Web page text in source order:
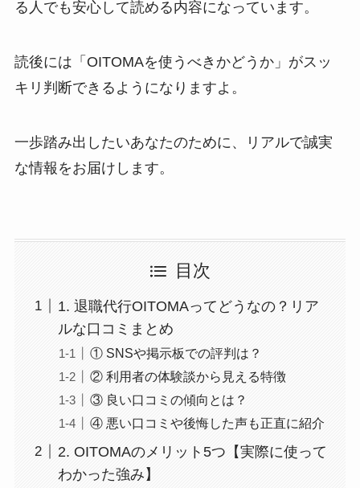
る人でも安心して読める内容になっています。
読後には「OITOMAを使うべきかどうか」がスッ
キリ判断できるようになりますよ。
一歩踏み出したいあなたのために、リアルで誠実
な情報をお届けします。
目次
1. 退職代行OITOMAってどうなの？リア
ルな口コミまとめ
① SNSや掲示板での評判は？
② 利用者の体験談から見える特徴
③ 良い口コミの傾向とは？
④ 悪い口コミや後悔した声も正直に紹介
2. OITOMAのメリット5つ【実際に使って
わかった強み】